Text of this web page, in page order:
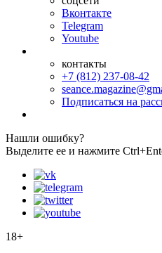
Вконтакте
Telegram
Youtube
контакты
+7 (812) 237-08-42
Подписаться на
Нашли ошибку?
Выделите ее и нажмите
18+